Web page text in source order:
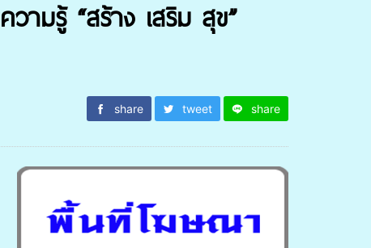
ามรู้ “สร้าง เสริม สุข”
share tweet share